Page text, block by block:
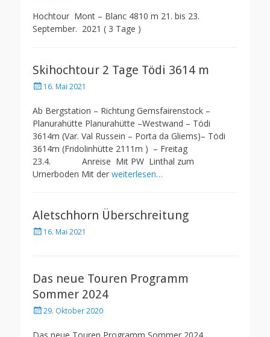
Hochtour Mont – Blanc 4810 m 21. bis 23.
September. 2021 ( 3 Tage )
Skihochtour 2 Tage Tödi 3614 m
Posted16. Mai 2021
Ab Bergstation – Richtung Gemsfairenstock –
Planurahütte Planurahütte –Westwand – Tödi
3614m (Var. Val Russein – Porta da Gliems)– Tödi
3614m (Fridolinhütte 2111m ) – Freitag
23.4. Anreise Mit PW Linthal zum
Urnerboden Mit der weiterlesen…
Aletschhorn Überschreitung
Posted16. Mai 2021
Das neue Touren Programm
Sommer 2024
Posted29. Oktober 2020